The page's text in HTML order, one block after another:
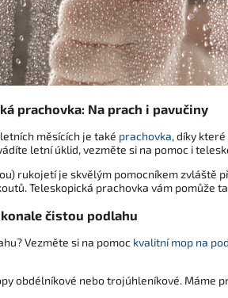
prachovka: Na prach i pavučiny
měsících je také prachovka, díky
letní úklid, vezměte si na pomoc i
rukojetí je skvělým pomocníkem zvláště
Teleskopická prachovka vám pomůže
čistou podlahu
Vezměte si na pomoc kvalitní mop na
obdélníkové nebo trojúhleníkové. Máme